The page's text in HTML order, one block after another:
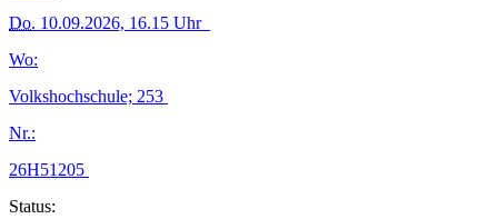
Do. 10.09.2026, 16.15 Uhr
Wo:
Volkshochschule; 253
Nr.:
26H51205
Status: